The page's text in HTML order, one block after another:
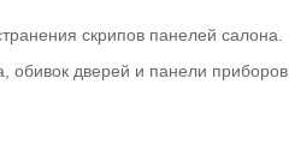
скрипов панелей салона.
обивок дверей и панели приборов.